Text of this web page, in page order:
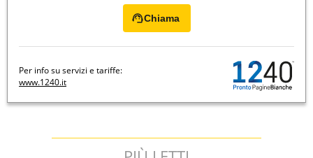
Chiama
Per info su servizi e tariffe:
www.1240.it